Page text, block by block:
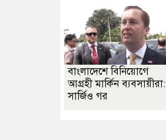
বাংলাদেশে বিনিয়োগে
আগ্রহী মার্কিন ব্যবসায়ীরা:
সার্জিও গর